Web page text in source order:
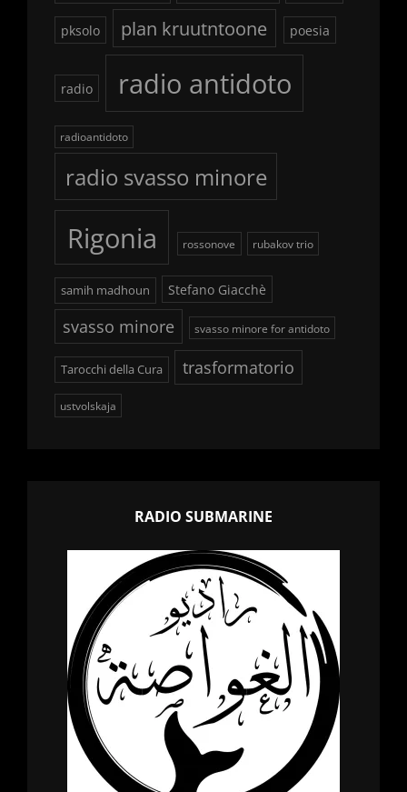
pksolo plan kruutntoone poesia
radio radio antidoto
radioantidoto
radio svasso minore
Rigonia rossonove rubakov trio
samih madhoun Stefano Giacchè
svasso minore svasso minore for antidoto
Tarocchi della Cura trasformatorio
ustvolskaja
RADIO SUBMARINE